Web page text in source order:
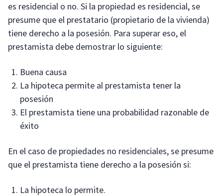
es residencial o no. Si la propiedad es residencial, se
presume que el prestatario (propietario de la vivienda)
tiene derecho a la posesión. Para superar eso, el
prestamista debe demostrar lo siguiente:
Buena causa
La hipoteca permite al prestamista tener la
posesión
El prestamista tiene una probabilidad razonable de
éxito
En el caso de propiedades no residenciales, se presume
que el prestamista tiene derecho a la posesión si:
La hipoteca lo permite.